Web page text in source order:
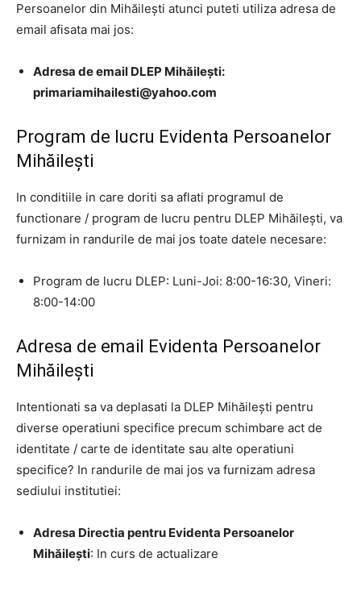
Persoanelor din Mihăilești atunci puteti utiliza adresa de
email afisata mai jos:
Adresa de email DLEP Mihăilești:
primariamihailesti@yahoo.com
Program de lucru Evidenta Persoanelor
Mihăilești
In conditiile in care doriti sa aflati programul de
functionare / program de lucru pentru DLEP Mihăilești, va
furnizam in randurile de mai jos toate datele necesare:
Program de lucru DLEP: Luni-Joi: 8:00-16:30, Vineri:
8:00-14:00
Adresa de email Evidenta Persoanelor
Mihăilești
Intentionati sa va deplasati la DLEP Mihăilești pentru
diverse operatiuni specifice precum schimbare act de
identitate / carte de identitate sau alte operatiuni
specifice? In randurile de mai jos va furnizam adresa
sediului institutiei:
Adresa Directia pentru Evidenta Persoanelor
Mihăilești: In curs de actualizare